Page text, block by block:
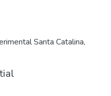
Santa Catalina,